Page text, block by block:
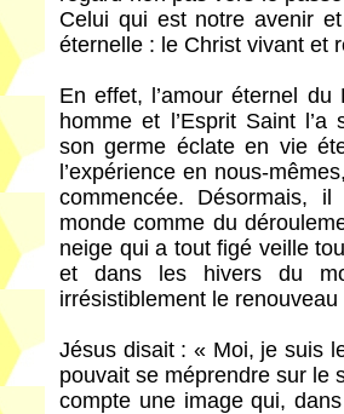
Celui qui est notre avenir
éternelle : le Christ vivant et
En effet, l’amour éternel du
homme et l’Esprit Saint
son germe éclate en vie
l’expérience en nous-
commencée. Désormais,
monde comme du
neige qui a tout figé veille
et dans les hivers du
irrésistiblement le
Jésus disait : « Moi, je suis
pouvait se méprendre sur le
compte une image qui,